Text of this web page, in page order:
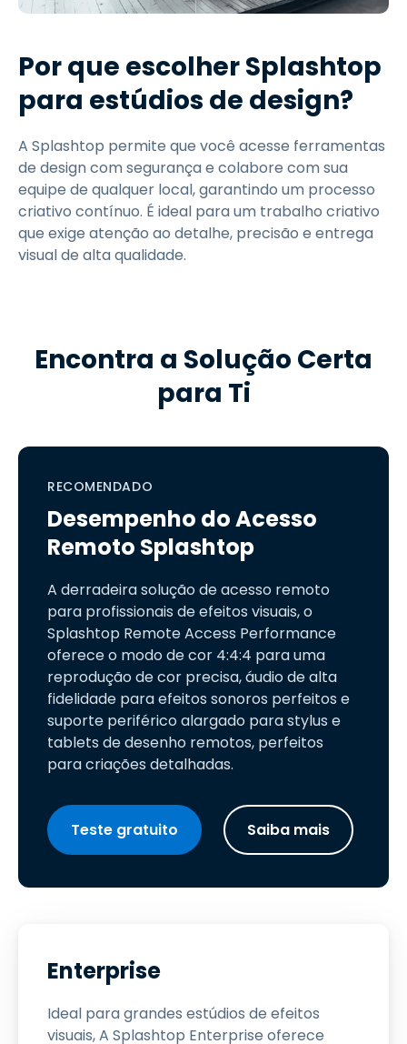
Por que escolher Splashtop
para estúdios de design?
A Splashtop permite que você acesse ferramentas
de design com segurança e colabore com sua
equipe de qualquer local, garantindo um processo
criativo contínuo. É ideal para um trabalho criativo
que exige atenção ao detalhe, precisão e entrega
visual de alta qualidade.
Encontra a Solução Certa
para Ti
RECOMENDADO
Desempenho do Acesso
Remoto Splashtop
A derradeira solução de acesso remoto
para profissionais de efeitos visuais, o
Splashtop Remote Access Performance
oferece o modo de cor 4:4:4 para uma
reprodução de cor precisa, áudio de alta
fidelidade para efeitos sonoros perfeitos e
suporte periférico alargado para stylus e
tablets de desenho remotos, perfeitos
para criações detalhadas.
Teste gratuito Saiba mais
Enterprise
Ideal para grandes estúdios de efeitos
visuais, A Splashtop Enterprise oferece